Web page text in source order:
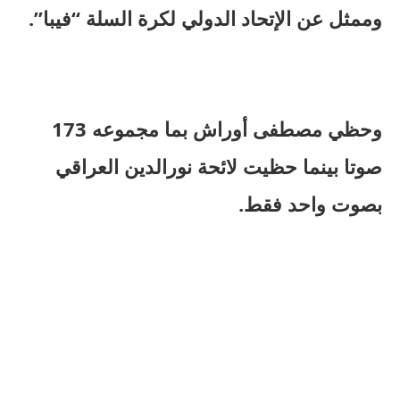
وممثل عن الإتحاد الدولي لكرة السلة “فيبا”.
وحظي مصطفى أوراش بما مجموعه 173
صوتا بينما حظيت لائحة نورالدين العراقي
بصوت واحد فقط.